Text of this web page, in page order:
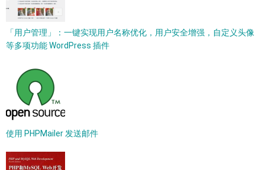
「用户管理」：一键实现用户名称优化，用户安全增强，自定义头像
等多项功能 WordPress 插件
使用 PHPMailer 发送邮件